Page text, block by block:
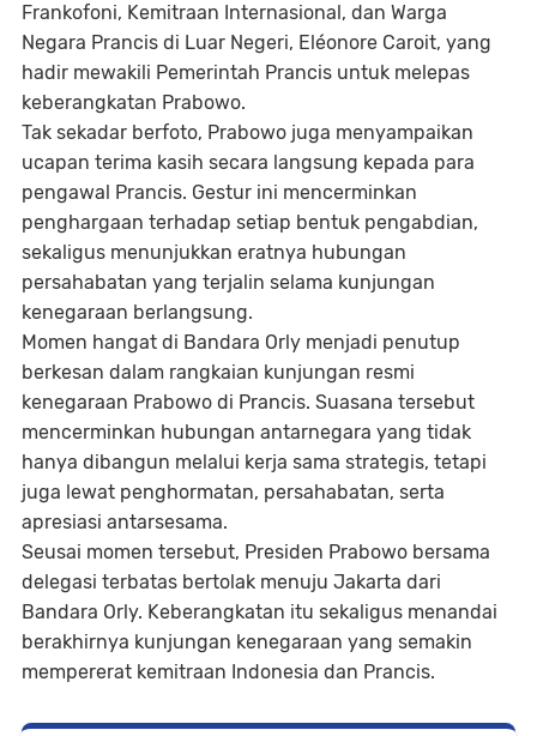
Frankofoni, Kemitraan Internasional, dan Warga
Negara Prancis di Luar Negeri, Eléonore Caroit, yang
hadir mewakili Pemerintah Prancis untuk melepas
keberangkatan Prabowo.
Tak sekadar berfoto, Prabowo juga menyampaikan
ucapan terima kasih secara langsung kepada para
pengawal Prancis. Gestur ini mencerminkan
penghargaan terhadap setiap bentuk pengabdian,
sekaligus menunjukkan eratnya hubungan
persahabatan yang terjalin selama kunjungan
kenegaraan berlangsung.
Momen hangat di Bandara Orly menjadi penutup
berkesan dalam rangkaian kunjungan resmi
kenegaraan Prabowo di Prancis. Suasana tersebut
mencerminkan hubungan antarnegara yang tidak
hanya dibangun melalui kerja sama strategis, tetapi
juga lewat penghormatan, persahabatan, serta
apresiasi antarsesama.
Seusai momen tersebut, Presiden Prabowo bersama
delegasi terbatas bertolak menuju Jakarta dari
Bandara Orly. Keberangkatan itu sekaligus menandai
berakhirnya kunjungan kenegaraan yang semakin
mempererat kemitraan Indonesia dan Prancis.